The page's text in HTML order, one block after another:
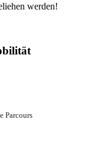
werden!
Parcours